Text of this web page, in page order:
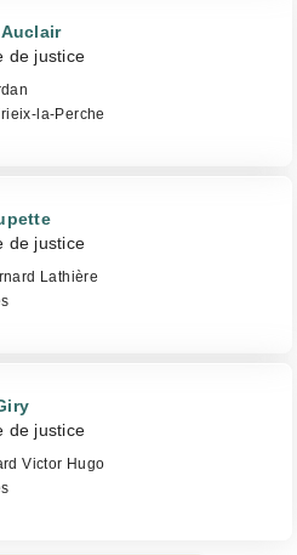
de justice
la-Perche
de justice
Lathière
de justice
Victor Hugo